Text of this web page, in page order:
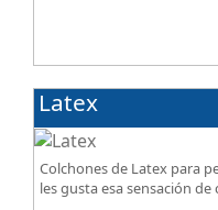
Latex
Colchones de Latex para
les gusta esa sensación